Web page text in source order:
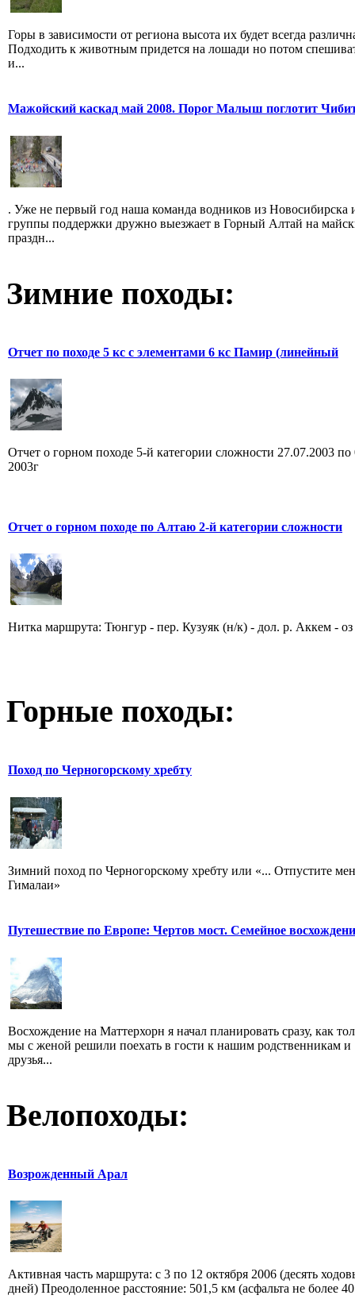
Горы в зависимости от региона высота их будет всегда
Подходить к животным придется на лошади но потом
и...
Мажойский каскад май 2008. Порог Малыш поглотит
. Уже не первый год наша команда водников из Новосибирска
группы поддержки дружно выезжает в Горный Алтай на
праздн...
Зимние походы:
Отчет по походе 5 кс c элементами 6 кс Памир (линейный
Отчет о горном походе 5-й категории сложности 27.07.2003 по
2003г
Отчет о горном походе по Алтаю 2-й категории сложности
Нитка маршрута: Тюнгур - пер. Кузуяк (н/к) - дол. р. Аккем - оз
Горные походы:
Поход по Черногорскому хребту
Зимний поход по Черногорскому хребту или «... Отпустите
Гималаи»
Путешествие по Европе: Чертов мост. Семейное восхождени
Восхождение на Маттерхорн я начал планировать сразу, как
мы с женой решили поехать в гости к нашим родственникам и
друзья...
Велопоходы:
Возрожденный Арал
Активная часть маршрута: с 3 по 12 октября 2006 (десять
дней) Преодоленное расстояние: 501,5 км (асфальта не более